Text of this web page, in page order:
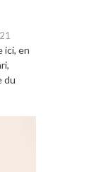
ici, en
du